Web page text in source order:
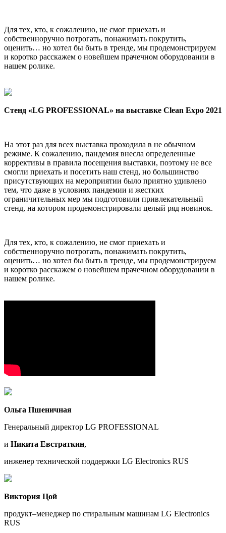
Для тех, кто, к сожалению, не смог приехать и
собственноручно потрогать, понажимать покрутить,
оценить… но хотел бы быть в тренде, мы продемонстрируем
и коротко расскажем о новейшем прачечном оборудовании в
нашем ролике.
Стенд «LG PROFESSIONAL» на выставке Clean Expo 2021
На этот раз для всех выставка проходила в не обычном
режиме. К сожалению, пандемия внесла определенные
коррективы в правила посещения выставки, поэтому не все
смогли приехать и посетить наш стенд, но большинство
присутствующих на мероприятии было приятно удивлено
тем, что даже в условиях пандемии и жестких
ограничительных мер мы подготовили привлекательный
стенд, на котором продемонстрировали целый ряд новинок.
Для тех, кто, к сожалению, не смог приехать и
собственноручно потрогать, понажимать покрутить,
оценить… но хотел бы быть в тренде, мы продемонстрируем
и коротко расскажем о новейшем прачечном оборудовании в
нашем ролике.
Ольга Пшеничная
Генеральный директор LG PROFESSIONAL
и Никита Евстраткин,
инженер технической поддержки LG Electronics RUS
Виктория Цой
продукт–менеджер по стиральным машинам LG Electronics
RUS